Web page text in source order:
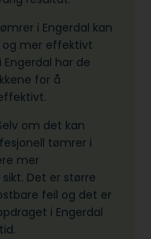
i Engerdal kan
og mer effektivt
har de
for å
om det kan
tømrer i
mer
Det er større
feil og det er
i Engerdal